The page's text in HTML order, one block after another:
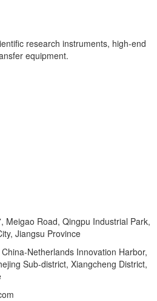
research instruments, high-end
equipment.
Meigao Road, Qingpu Industrial Park,
Jiangsu Province
Netherlands Innovation Harbor,
Sub-district, Xiangcheng District,